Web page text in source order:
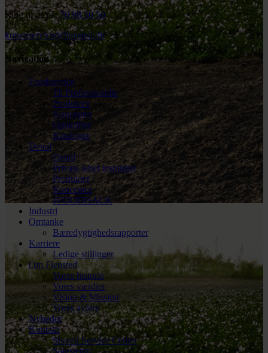
Ring til os på:76 98 50 50
kundeservice@flensted.dk
Navigation
Foodservice
Til Professionelle
Produkter
Koncepter
Opskrifter
Kataloger
Detail
Detail
Private label løsninger
Produkter
Koncepter
#FOODHACK
Industri
Omtanke
Bæredygtighedsrapporter
Karriere
Ledige stillinger
Om Flensted
Vores historie
Vores værdier
Vision & Mission
Vores avlere
Nyheder
Kontakt
Shared Service Center